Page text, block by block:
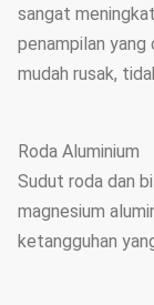
sangat
penampilan yang
mudah rusak,
Roda Aluminium
Sudut roda dan
magnesium
ketangguhan